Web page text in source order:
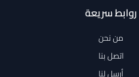
روابط سريعة
من نحن
اتصل بنا
أرسل لنا